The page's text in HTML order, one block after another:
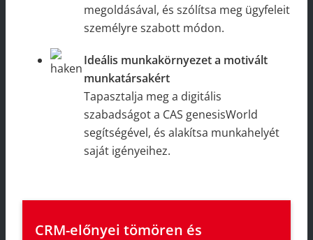
megoldásával, és szólítsa meg ügyfeleit
személyre szabott módon.
Ideális munkakörnyezet a motivált
munkatársakért
Tapasztalja meg a digitális
szabadságot a CAS genesisWorld
segítségével, és alakítsa munkahelyét
saját igényeihez.
CRM-előnyei tömören és